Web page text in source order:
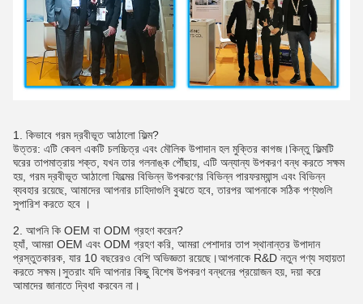
1. কিভাবে গরম দ্রবীভূত আঠালো ফিল্ম?
উত্তর: এটি কেবল একটি চলচ্চিত্র এবং মৌলিক উপাদান হল মুক্তির কাগজ।কিন্তু ফিল্মটি
ঘরের তাপমাত্রায় শক্ত, যখন তার গলনাঙ্ক পৌঁছায়, এটি অন্যান্য উপকরণ বন্ধ করতে সক্ষম
হয়, গরম দ্রবীভূত আঠালো ফিল্মের বিভিন্ন উপকরণের বিভিন্ন পারফরম্যান্স এবং বিভিন্ন
ব্যবহার রয়েছে, আমাদের আপনার চাহিদাগুলি বুঝতে হবে, তারপর আপনাকে সঠিক পণ্যগুলি
সুপারিশ করতে হবে ।
2. আপনি কি OEM বা ODM গ্রহণ করেন?
হ্যাঁ, আমরা OEM এবং ODM গ্রহণ করি, আমরা পেশাদার তাপ স্থানান্তর উপাদান
প্রস্তুতকারক, যার 10 বছরেরও বেশি অভিজ্ঞতা রয়েছে।আপনাকে R&D নতুন পণ্য সহায়তা
করতে সক্ষম।সুতরাং যদি আপনার কিছু বিশেষ উপকরণ বন্ধনের প্রয়োজন হয়, দয়া করে
আমাদের জানাতে দ্বিধা করবেন না।